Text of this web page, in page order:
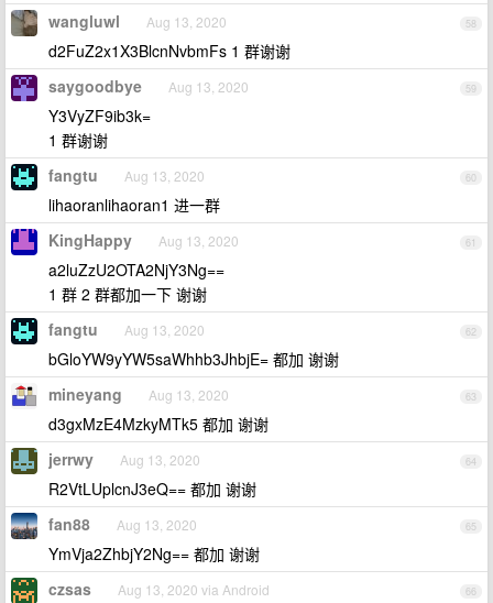
58
wangluwl Aug 13, 2020
d2FuZ2x1X3BlcnNvbmFs 1 群谢谢
59
saygoodbye Aug 13, 2020
Y3VyZF9ib3k=
1 群谢谢
60
fangtu Aug 13, 2020
lihaoranlihaoran1 进一群
61
KingHappy Aug 13, 2020
a2luZzU2OTA2NjY3Ng==
1 群 2 群都加一下 谢谢
62
fangtu Aug 13, 2020
bGloYW9yYW5saWhhb3JhbjE= 都加 谢谢
63
mineyang Aug 13, 2020
d3gxMzE4MzkyMTk5 都加 谢谢
64
jerrwy Aug 13, 2020
R2VtLUplcnJ3eQ== 都加 谢谢
65
fan88 Aug 13, 2020
YmVja2ZhbjY2Ng== 都加 谢谢
66
czsas Aug 13, 2020 via Android